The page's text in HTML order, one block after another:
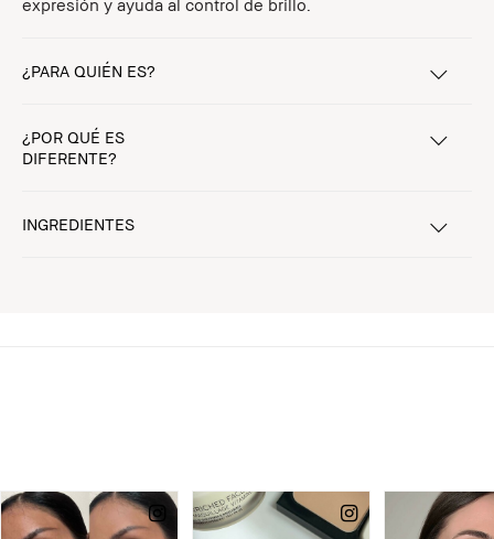
expresión y ayuda al control de brillo.
¿PARA QUIÉN ES?
¿POR QUÉ ES
DIFERENTE?
INGREDIENTES